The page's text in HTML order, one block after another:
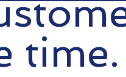
time.